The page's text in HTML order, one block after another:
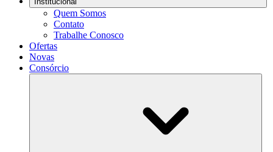
Quem Somos
Contato
Trabalhe Conosco
Ofertas
Novas
Consórcio